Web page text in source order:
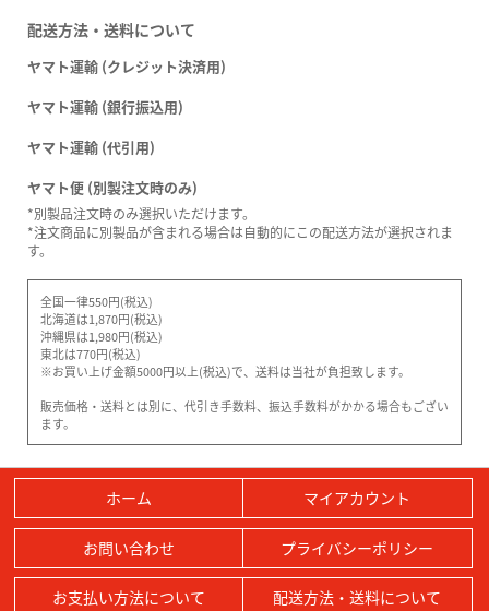
配送方法・送料について
ヤマト運輸 (クレジット決済用)
ヤマト運輸 (銀行振込用)
ヤマト運輸 (代引用)
ヤマト便 (別製注文時のみ)
*別製品注文時のみ選択いただけます。
*注文商品に別製品が含まれる場合は自動的にこの配送方法が選択されま
す。
全国一律550円(税込)
北海道は1,870円(税込)
沖縄県は1,980円(税込)
東北は770円(税込)
※お買い上げ金額5000円以上(税込)で、送料は当社が負担致します。
販売価格・送料とは別に、代引き手数料、振込手数料がかかる場合もござい
ます。
ホーム マイアカウント
お問い合わせ プライバシーポリシー
お支払い方法について 配送方法・送料について